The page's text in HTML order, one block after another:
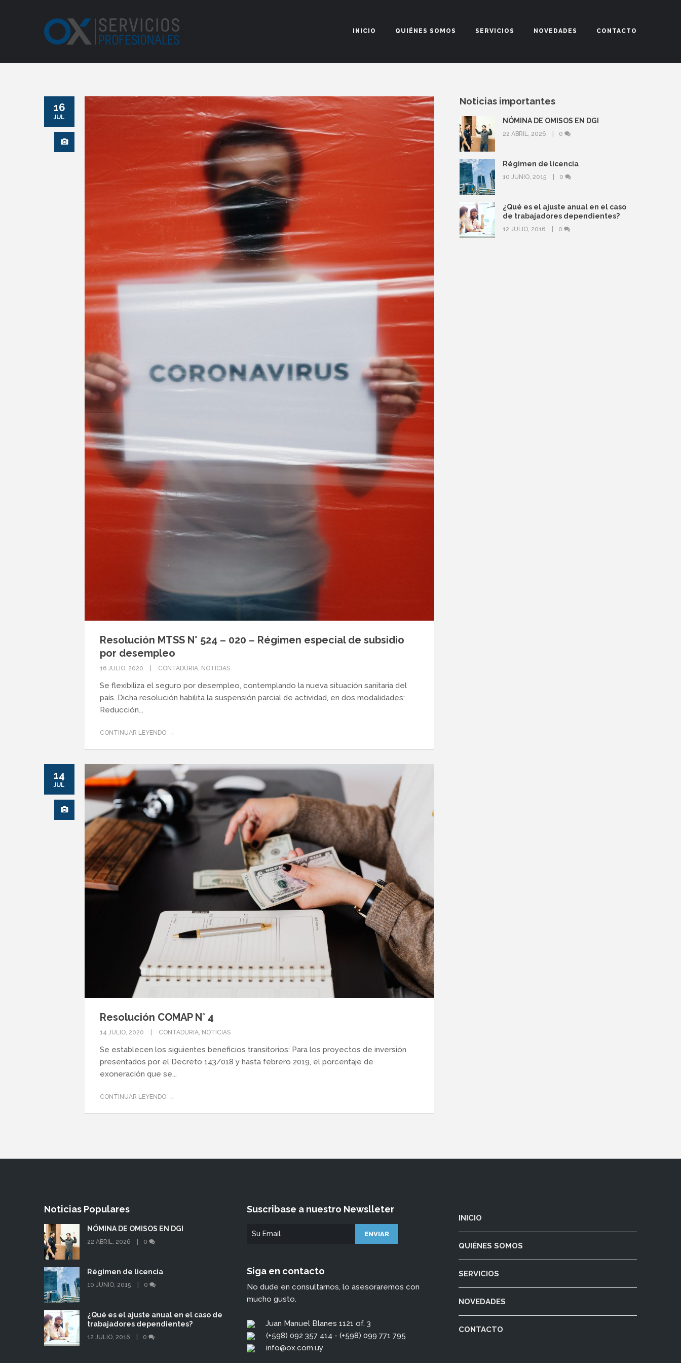
INICIO QUIÉNES SOMOS SERVICIOS NOVEDADES CONTACTO
16
JUL
Resolución MTSS N° 524 – 020 – Régimen especial de subsidio
por desempleo
16 JULIO, 2020 CONTADURIA, NOTICIAS
Se flexibiliza el seguro por desempleo, contemplando la nueva situación sanitaria del
país. Dicha resolución habilita la suspensión parcial de actividad, en dos modalidades:
Reducción...
CONTINUAR LEYENDO
14
JUL
Resolución COMAP N° 4
14 JULIO, 2020 CONTADURIA NOTICIAS
Se establecen los siguientes beneficios transitorios: Para los proyectos de inversión
presentados por el Decreto 143/018 y hasta febrero 2019, el porcentaje de
exoneración que se...
CONTINUAR LEYENDO
Noticias importantes
NÓMINA DE OMISOS EN DGI
22 ABRIL, 2026 0
Régimen de licencia
10 JUNIO, 2015 0
¿Qué es el ajuste anual en el caso
de trabajadores dependientes?
12 JULIO, 2016 0
Noticias Populares
NÓMINA DE OMISOS EN DGI
22 ABRIL, 2026 0
Régimen de licencia
10 JUNIO, 2015 0
¿Qué es el ajuste anual en el caso de
trabajadores dependientes?
12 JULIO, 2016 0
Suscribase a nuestro Newslleter
Siga en contacto
No dude en consultarnos, lo asesoraremos con
mucho gusto.
Juan Manuel Blanes 1121 of. 3
(+598) 092 357 414 - (+598) 099 771 795
info@ox.com.uy
INICIO
QUIÉNES SOMOS
SERVICIOS
NOVEDADES
CONTACTO